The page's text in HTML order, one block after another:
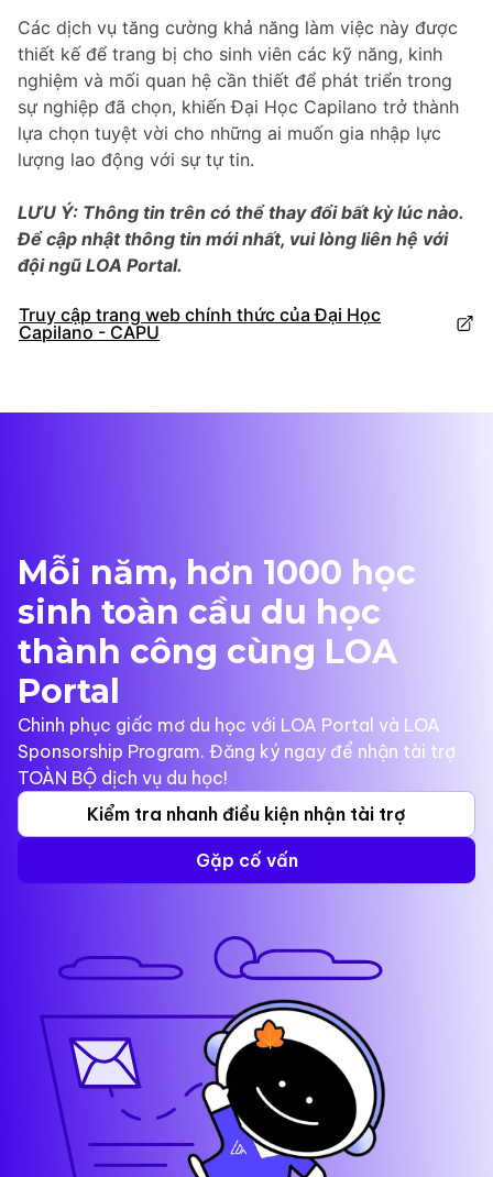
Các dịch vụ tăng cường khả năng làm việc này được
thiết kế để trang bị cho sinh viên các kỹ năng, kinh
nghiệm và mối quan hệ cần thiết để phát triển trong
sự nghiệp đã chọn, khiến Đại Học Capilano trở thành
lựa chọn tuyệt vời cho những ai muốn gia nhập lực
lượng lao động với sự tự tin.
LƯU Ý: Thông tin trên có thể thay đổi bất kỳ lúc nào.
Để cập nhật thông tin mới nhất, vui lòng liên hệ với
đội ngũ LOA Portal.
Truy cập trang web chính thức của Đại Học
Capilano - CAPU
Mỗi năm, hơn 1000 học
sinh toàn cầu du học
thành công cùng LOA
Portal
Chinh phục giấc mơ du học với LOA Portal và LOA
Sponsorship Program. Đăng ký ngay để nhận tài trợ
TOÀN BỘ dịch vụ du học!
Kiểm tra nhanh điều kiện nhận tài trợ
Gặp cố vấn